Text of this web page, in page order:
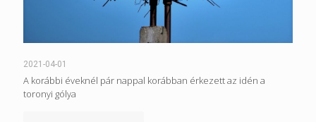
2021-04-01
A korábbi éveknél pár nappal korábban érkezett az idén a
toronyi gólya